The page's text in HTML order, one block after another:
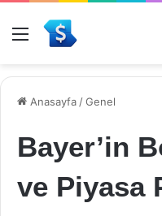
Menü
Anasayfa /Genel
Bayer’in
ve Piyasa